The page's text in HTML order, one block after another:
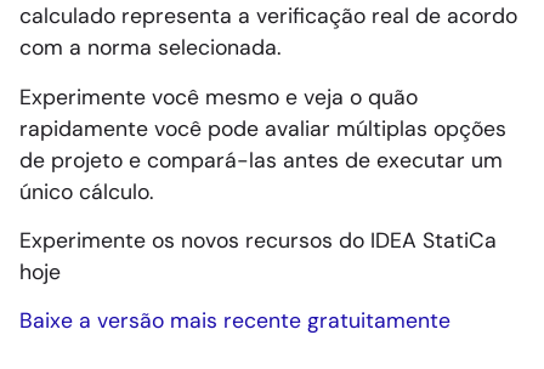
calculado representa a verificação real de acordo
com a norma selecionada.
Experimente você mesmo e veja o quão
rapidamente você pode avaliar múltiplas opções
de projeto e compará-las antes de executar um
único cálculo.
Experimente os novos recursos do IDEA StatiCa
hoje
Baixe a versão mais recente gratuitamente